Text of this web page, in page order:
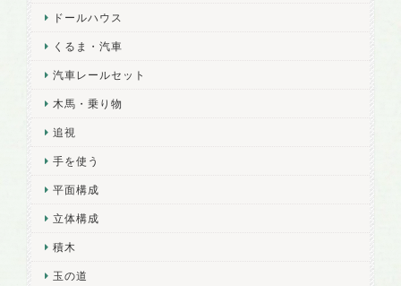
ドールハウス
くるま・汽車
汽車レールセット
木馬・乗り物
追視
手を使う
平面構成
立体構成
積木
玉の道